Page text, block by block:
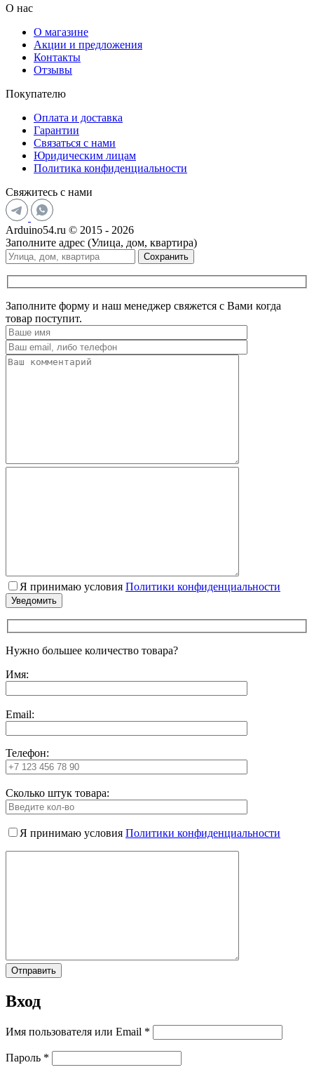
О нас
О магазине
Акции и предложения
Контакты
Отзывы
Покупателю
Оплата и доставка
Гарантии
Связаться с нами
Юридическим лицам
Политика конфиденциальности
Свяжитесь с нами
Arduino54.ru © 2015 - 2026
Заполните адрес (Улица, дом, квартира)
Сохранить
Заполните форму и наш менеджер свяжется с Вами когда
товар поступит.
Я принимаю условия Политики конфиденциальности
Нужно большее количество товара?
Имя:
Email:
Телефон:
Сколько штук товара:
Я принимаю условия Политики конфиденциальности
Вход
Имя пользователя или Email *
Пароль *